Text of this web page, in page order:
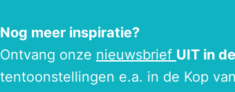
Nog meer inspiratie?
Ontvang onze nieuwsbrief UIT in
tentoonstellingen e.a. in de Kop